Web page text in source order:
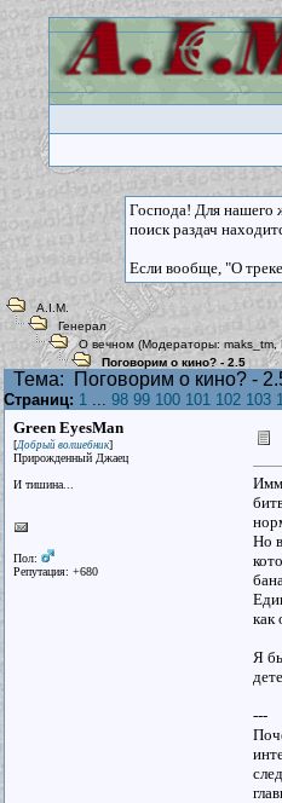
Господа! Для нашего
поиск раздач
Если вообще, "О
A.I.M.
Генерал
О вечном (Модераторы:maks_tm,
Поговорим о кино? - 2.5
Тема: Поговорим о кино? -
Страниц: 1 ... 98 99 100 101 102 103
Green EyesMan
[Добрый волшебник]
Прирожденный Джаец
И тишина...
Пол:
Репутация: +680
Но
как
Я
---